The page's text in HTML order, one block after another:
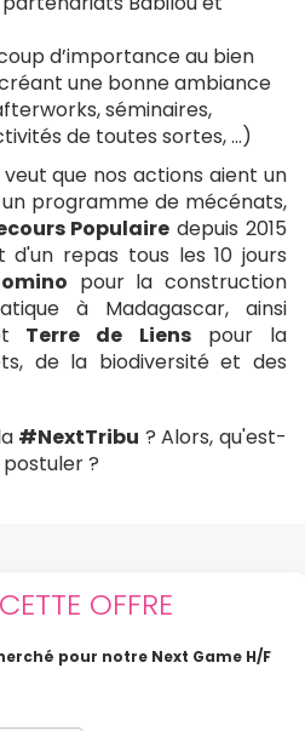
d’importance au bien
une bonne ambiance
séminaires,
de toutes sortes, …)
que nos actions aient un
programme de mécénats,
Populaire depuis 2015
d'un repas tous les 10 jours
pour la construction
à Madagascar, ainsi
Terre de Lienspour la
de la biodiversité et des
#NextTribu ? Alors, qu'est-
?
OFFRE
pour notre Next Game H/F